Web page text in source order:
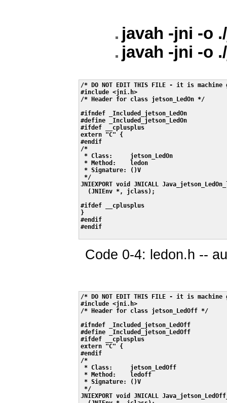
javah -jni -o
javah -jni -o
/* DO NOT EDIT THIS FILE - it is machine
#include <jni.h>
/* Header for class jetson_LedOn */
#ifndef _Included_jetson_LedOn
#define _Included_jetson_LedOn
#ifdef __cplusplus
extern "C" {
#endif
/*
* Class:     jetson_LedOn
* Method:    ledon
* Signature: ()V
*/
JNIEXPORT void JNICALL
  (JNIEnv *, jclass);
#ifdef __cplusplus
}
#endif
#endif
Code 0-4: ledon.h --
/* DO NOT EDIT THIS FILE - it is machine
#include <jni.h>
/* Header for class jetson_LedOff */
#ifndef _Included_jetson_LedOff
#define _Included_jetson_LedOff
#ifdef __cplusplus
extern "C" {
#endif
/*
* Class:     jetson_LedOff
* Method:    ledoff
* Signature: ()V
*/
JNIEXPORT void JNICALL